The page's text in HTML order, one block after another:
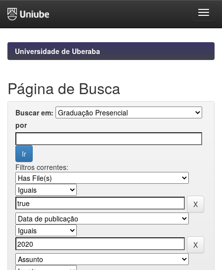
navigationUniversidade de Uberaba
Página de Busca
Buscar em:
por
Filtros correntes: